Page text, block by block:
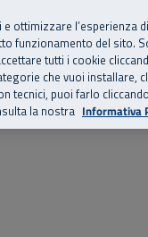
della disabilità
Storie, news ed
l’esperienza
funzionamento del sito.
tutti i cookie
che vuoi installare,
puoi farlo cliccando
la nostra Informativa